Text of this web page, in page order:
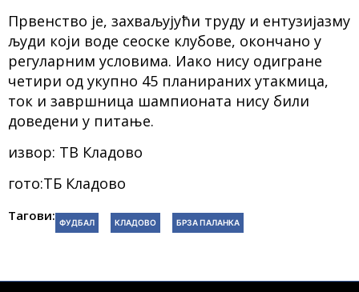
Првенство је, захваљујући труду и ентузијазму
људи који воде сеоске клубове, окончано у
регуларним условима. Иако нису одигране
четири од укупно 45 планираних утакмица,
ток и завршница шампионата нису били
доведени у питање.
извор: ТВ Кладово
гото:ТБ Кладово
Тагови: ФУДБАЛ КЛАДОВО БРЗА ПАЛАНКА